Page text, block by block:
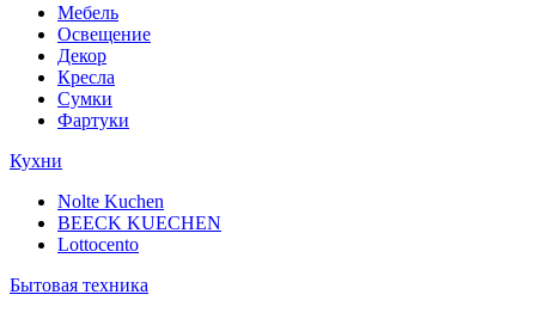
Мебель
Освещение
Декор
Кресла
Сумки
Фартуки
Кухни
Nolte Kuchen
BEECK KUECHEN
Lottocento
Бытовая техника